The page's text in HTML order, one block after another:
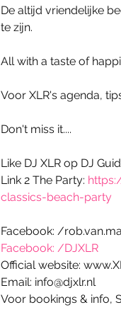
De altijd vriendelijke
te zijn.
All with a taste of
Voor XLR's agenda,
Don't miss it....
Like DJ XLR op DJ
Link 2 The Party:
classics-beach-party
Facebook: /
Facebook: /DJXLR
Official website:
Email: info@djxlr.nl
Voor bookings & info,